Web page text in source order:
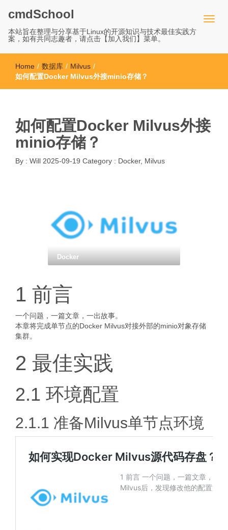
cmdSchool
本站旨在整理与分享基于Linux的开源知识与技术最佳实践方
案，如有共同志趣者，请点击【加入我们】菜单。
Home / 数据库 / Milvus /
如何配置Docker Milvus外接minio存储？
如何配置Docker Milvus外接
minio存储？
By : Will 2025-09-19 Category : Docker, Milvus
Docker
1 前言
一个问题，一篇文章，一出故事。
本章将完成单节点的Docker Milvus对接外部的minio对象存储
集群。
2 最佳实践
2.1 环境配置
2.1.1 准备Milvus单节点环境